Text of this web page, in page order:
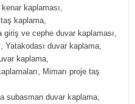
kaplaması,
kaplama,
giriş ve cephe duvar kaplaması,
Yatakodası duvar kaplama,
kaplama,
Mimarı proje taş
subasman duvar kaplama,